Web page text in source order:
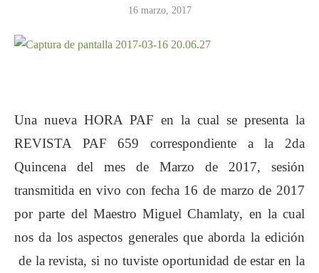
16 marzo, 2017
Una nueva HORA PAF en la cual se presenta la
REVISTA PAF 659 correspondiente a la 2da
Quincena del mes de Marzo de 2017, sesión
transmitida en vivo con fecha 16 de marzo de 2017
por parte del Maestro Miguel Chamlaty, en la cual
nos da los aspectos generales que aborda la edición
de la revista, si no tuviste oportunidad de estar en la